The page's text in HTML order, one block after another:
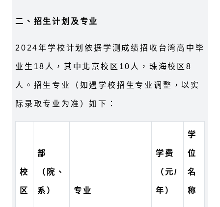
二、招生计划及专业
2024年学校计划依据学测成绩招收台湾高中毕
业生18人，其中北京校区10人，珠海校区8
人。招生专业（如遇学校招生专业调整，以实
际录取专业为准）如下：
校
区
部
（院、
系） 专业
学费
（元/
年）
学
位
名
称